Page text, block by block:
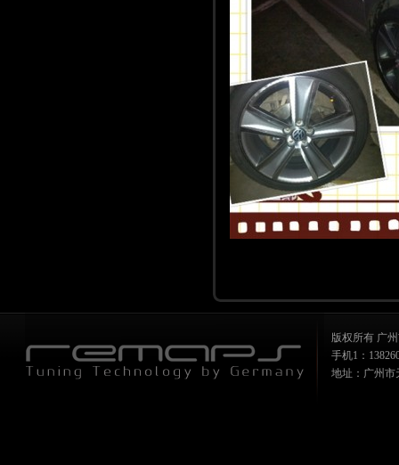
版权所有 广
手机1：
地址：广州市